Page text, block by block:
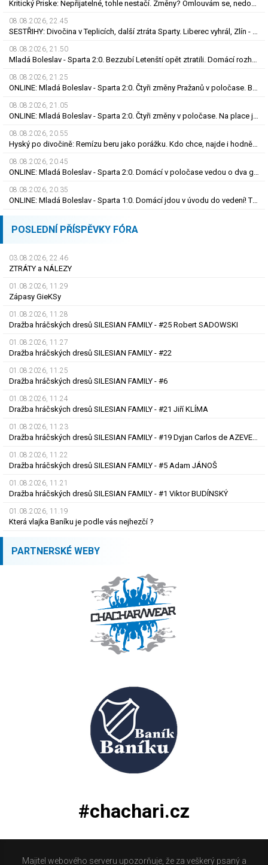
Kritický Priske: Nepřijatelné, tohle nestačí. Změny? Omlouvám se, nedokážu odpovědět
08.08.2026, 22.45
SESTŘIHY: Divočina v Teplicích, další ztráta Sparty. Liberec vyhrál, Zlín - Bohemians 0:2
08.08.2026, 21.50
Mladá Boleslav - Sparta 2:0. Bezzubí Letenští opět ztratili. Domácí rozhodli v první půli
08.08.2026, 21.25
ONLINE: Mladá Boleslav - Sparta 2:0. Čtyři změny Pražanů v poločase. Brunes trefil tyč
08.08.2026, 21.05
ONLINE: Mladá Boleslav - Sparta 2:0. Čtyři změny v poločase. Na place jsou Brunes i Karabec
08.08.2026, 20.55
Hyský po divočině: Remízu beru jako porážku. Kdo chce, najde i hodně pozitivních věcí
08.08.2026, 20.45
ONLINE: Mladá Boleslav - Sparta 2:0. Domácí v poločase vedou o dva góly! Letenští bez střely
08.08.2026, 20.35
ONLINE: Mladá Boleslav - Sparta 1:0. Domácí jdou v úvodu do vedení! Trefil se Šubert
POSLEDNÍ PŘÍSPĚVKY FÓRA
03.08.2026, 22.46
ZTRÁTY a NÁLEZY
01.08.2026, 11.29
Zápasy GieKSy
01.08.2026, 11.28
Dražba hráčských dresů SILESIAN FAMILY - #25 Robert SADOWSKI
01.08.2026, 11.27
Dražba hráčských dresů SILESIAN FAMILY - #22
01.08.2026, 11.25
Dražba hráčských dresů SILESIAN FAMILY - #6
01.08.2026, 11.24
Dražba hráčských dresů SILESIAN FAMILY - #21 Jiří KLÍMA
01.08.2026, 11.23
Dražba hráčských dresů SILESIAN FAMILY - #19 Dyjan Carlos de AZEVEDO
01.08.2026, 11.22
Dražba hráčských dresů SILESIAN FAMILY - #5 Adam JÁNOŠ
01.08.2026, 11.21
Dražba hráčských dresů SILESIAN FAMILY - #1 Viktor BUDÍNSKÝ
01.08.2026, 11.19
Která vlajka Baníku je podle vás nejhezčí ?
PARTNERSKÉ WEBY
#chachari.cz
Majitel webového serveru upozorňuje, že za veškerý psaný a